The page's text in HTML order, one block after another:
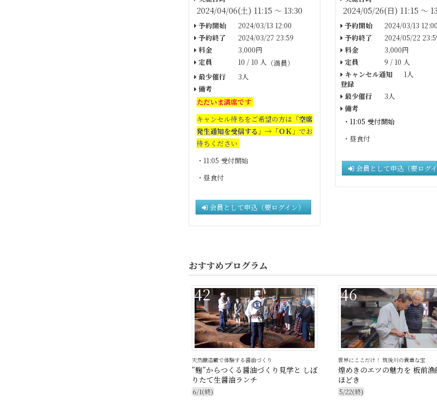
2024/04/06(土) 11:15 〜 13:30
予約開始
2024/03/13 12:00
予約終了
2024/03/27 23:59
料金
3,000円
定員
10 / 10 人 （満員）
最少催行
3人
備考
ただいま満席です
キャンセル待ちをご希望の方は 「空席
発生通知を受信する」→「ＯＫ」でお
待ちください
・11:05 受付開始
・昼食付
会員として申込（要ログイン）
2024/05/26(日) 11:15 〜
予約開始
2024/03/13 12:00
予約終了
2024/05/22
料金
3,000円
定員
9 / 10 人
キャンセル通知
登録
1人
最少催行
3人
備考
・11:05 受付開始
・昼食付
会員として申込（要ログイ
おすすめプログラム
42
天然醸造蔵で体験する醤油づくり
”麹”からつくる醤油づくり見学と しぼ
りたて生醤油ランチ
6/1(終)
46
世界にここだけ！ 筑後川の貴重な宝
煌めきのエツの魅力を 板前
ほどき
5/22(終)